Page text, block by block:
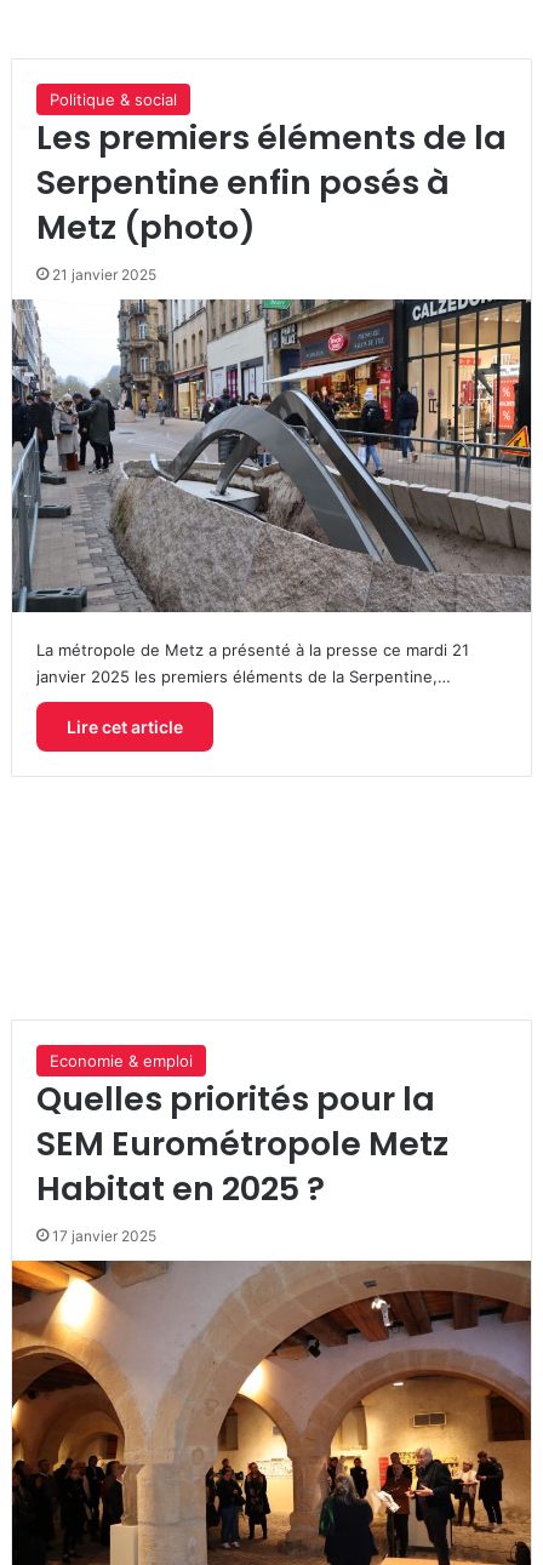
Politique & social
Les premiers éléments de la
Serpentine enfin posés à
Metz (photo)
21 janvier 2025
La métropole de Metz a présenté à la presse ce mardi 21
janvier 2025 les premiers éléments de la Serpentine,…
Lire cet article
Economie & emploi
Quelles priorités pour la
SEM Eurométropole Metz
Habitat en 2025 ?
17 janvier 2025